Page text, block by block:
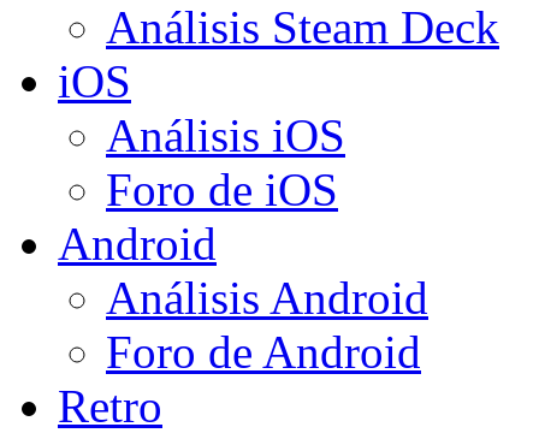
Análisis Steam Deck
iOS
Análisis iOS
Foro de iOS
Android
Análisis Android
Foro de Android
Retro